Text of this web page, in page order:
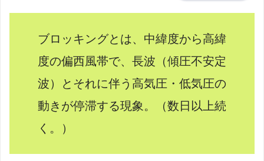
ブロッキングとは、中緯度から高緯
度の偏西風帯で、長波（傾圧不安定
波）とそれに伴う高気圧・低気圧の
動きが停滞する現象。（数日以上続
く。）